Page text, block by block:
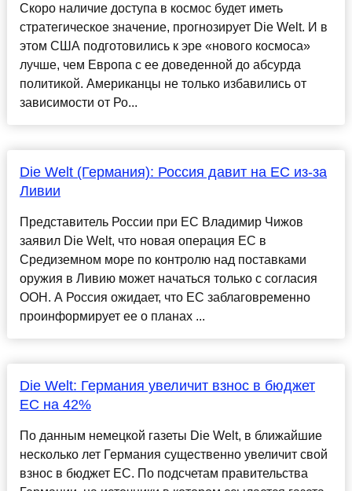
Скоро наличие доступа в космос будет иметь
стратегическое значение, прогнозирует Die Welt. И в
этом США подготовились к эре «нового космоса»
лучше, чем Европа с ее доведенной до абсурда
политикой. Американцы не только избавились от
зависимости от Ро...
Die Welt (Германия): Россия давит на ЕС из-за
Ливии
Представитель России при ЕС Владимир Чижов
заявил Die Welt, что новая операция ЕС в
Средиземном море по контролю над поставками
оружия в Ливию может начаться только с согласия
ООН. А Россия ожидает, что ЕС заблаговременно
проинформирует ее о планах ...
Die Welt: Германия увеличит взнос в бюджет
ЕС на 42%
По данным немецкой газеты Die Welt, в ближайшие
несколько лет Германия существенно увеличит свой
взнос в бюджет ЕС. По подсчетам правительства